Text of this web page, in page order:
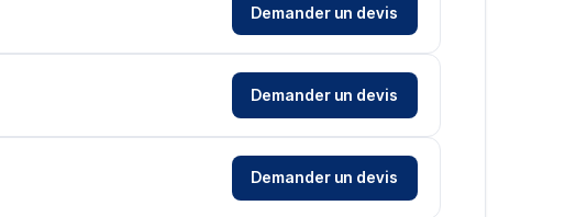
Demander un devis
Demander un devis
Demander un devis